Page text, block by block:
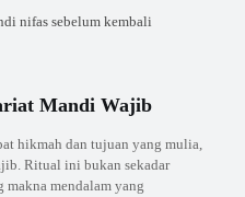
nifas sebelum kembali
Mandi Wajib
hikmah dan tujuan yang mulia,
Ritual ini bukan sekadar
mendalam yang